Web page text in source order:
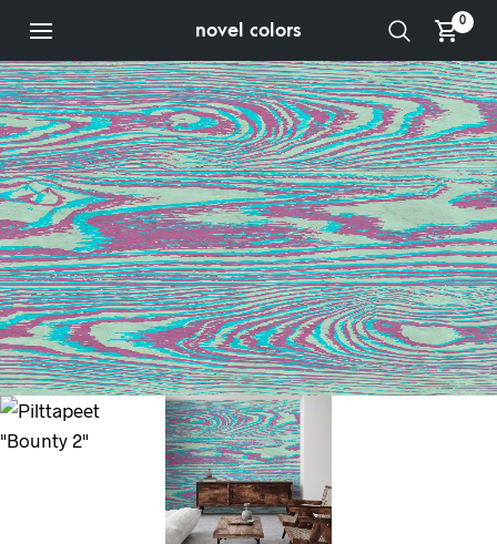
novel colors 0